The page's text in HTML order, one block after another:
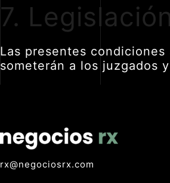
7.
Las presentes
someterán a los juzgados
rx@negociosrx.com